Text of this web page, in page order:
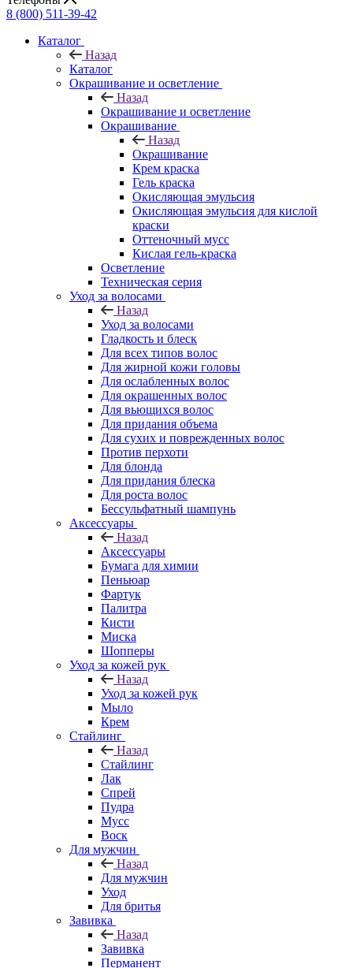
8 (800) 511-39-42
Каталог
Назад
Каталог
Окрашивание и осветление
Назад
Окрашивание и осветление
Окрашивание
Назад
Окрашивание
Крем краска
Гель краска
Окисляющая эмульсия
Окисляющая эмульсия для кислой
краски
Оттеночный мусс
Кислая гель-краска
Осветление
Техническая серия
Уход за волосами
Назад
Уход за волосами
Гладкость и блеск
Для всех типов волос
Для жирной кожи головы
Для ослабленных волос
Для окрашенных волос
Для вьющихся волос
Для придания объема
Для сухих и поврежденных волос
Против перхоти
Для блонда
Для придания блеска
Для роста волос
Бессульфатный шампунь
Аксессуары
Назад
Аксессуары
Бумага для химии
Пеньюар
Фартук
Палитра
Кисти
Миска
Шопперы
Уход за кожей рук
Назад
Уход за кожей рук
Мыло
Крем
Стайлинг
Назад
Стайлинг
Лак
Спрей
Пудра
Мусс
Воск
Для мужчин
Назад
Для мужчин
Уход
Для бритья
Завивка
Назад
Завивка
Перманент